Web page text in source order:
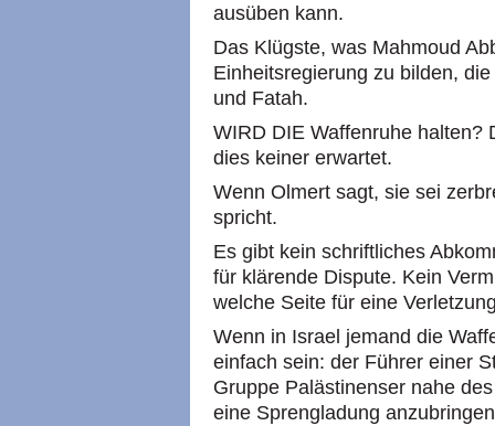
ausüben kann.
Das Klügste, was Mahmoud
Einheitsregierung zu bilden,
und Fatah.
WIRD DIE Waffenruhe halten?
dies keiner erwartet.
Wenn Olmert sagt, sie sei
spricht.
Es gibt kein schriftliches
für klärende Dispute. Kein
welche Seite für eine
Wenn in Israel jemand die
einfach sein: der Führer einer
Gruppe Palästinenser nahe
eine Sprengladung